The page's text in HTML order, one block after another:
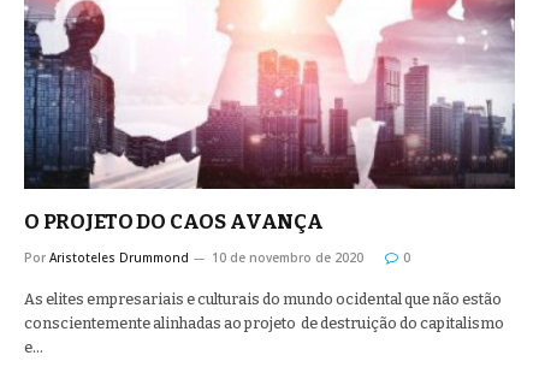
O PROJETO DO CAOS AVANÇA
Por Aristoteles Drummond 10 de novembro de 2020 0
As elites empresariais e culturais do mundo ocidental que não estão
conscientemente alinhadas ao projeto de destruição do capitalismo
e…